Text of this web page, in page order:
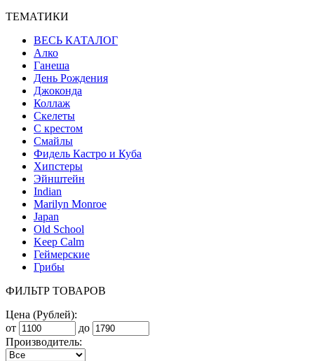
ТЕМАТИКИ
ВЕСЬ КАТАЛОГ
Алко
Ганеша
День Рождения
Джоконда
Коллаж
Скелеты
С крестом
Смайлы
Фидель Кастро и Куба
Хипстеры
Эйнштейн
Indian
Marilyn Monroe
Japan
Old School
Keep Calm
Геймерские
Грибы
ФИЛЬТР ТОВАРОВ
Цена (Рублей):
от
до
Производитель: